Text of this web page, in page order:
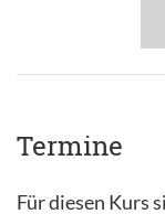
Termine
Für diesen Kurs